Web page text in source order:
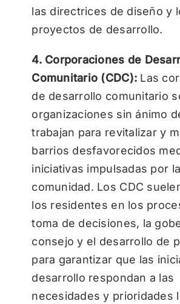
las directrices de diseño y
proyectos de desarrollo.
4. Corporaciones de
Comunitario (CDC): Las
de desarrollo comunitario
organizaciones sin ánimo
trabajan para revitalizar y
barrios desfavorecidos
iniciativas impulsadas por la
comunidad. Los CDC
los residentes en los
toma de decisiones, la
consejo y el desarrollo de
para garantizar que las
desarrollo respondan a las
necesidades y prioridades